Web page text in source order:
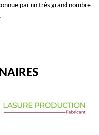
par un très grand nombre